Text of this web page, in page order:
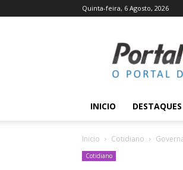
Quinta-feira, 6 Agosto, 2026
Pinzón
INICIO DESTAQUES
Inicio Cotidiano
Cotidiano